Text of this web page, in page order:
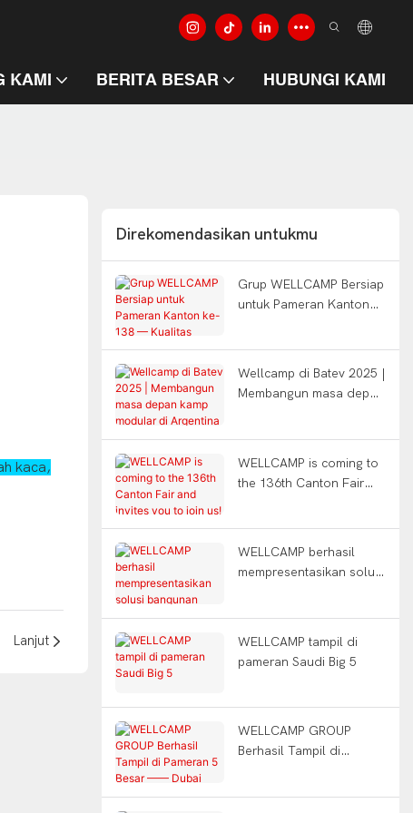
KAMI BERITA BESAR HUBUNGI KAMI
kaca,
Lanjut
Direkomendasikan untukmu
Grup WELLCAMP Bersiap
untuk Pameran Kanton
Wellcamp di Batev 2025 |
Membangun masa depan
WELLCAMP is coming to
the 136th Canton Fair
WELLCAMP berhasil
mempresentasikan solusi
WELLCAMP tampil di
pameran Saudi Big 5
WELLCAMP GROUP
Berhasil Tampil di